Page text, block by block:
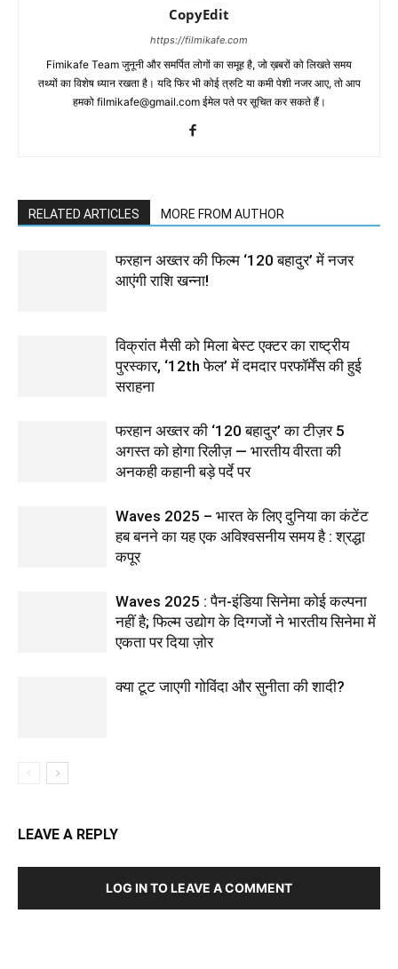
CopyEdit
https://filmikafe.com
Fimikafe Team जुनूनी और समर्पित लोगों का समूह है, जो ख़बरों को लिखते समय
तथ्‍यों का विशेष ध्‍यान रखता है। यदि फिर भी कोई त्रुटि या कमी पेशी नजर आए, तो आप
हमको filmikafe@gmail.com ईमेल पते पर सूचित कर सकते हैं।
RELATED ARTICLES MORE FROM AUTHOR
फरहान अख्तर की फिल्म ‘120 बहादुर’ में नजर
आएंगी राशि खन्ना!
विक्रांत मैसी को मिला बेस्ट एक्टर का राष्ट्रीय
पुरस्कार, ‘12th फेल’ में दमदार परफॉर्मेंस की हुई
सराहना
फरहान अख्तर की ‘120 बहादुर’ का टीज़र 5
अगस्त को होगा रिलीज़ — भारतीय वीरता की
अनकही कहानी बड़े पर्दे पर
Waves 2025 – भारत के लिए दुनिया का कंटेंट
हब बनने का यह एक अविश्वसनीय समय है : श्रद्धा
कपूर
Waves 2025 : पैन-इंडिया सिनेमा कोई कल्पना
नहीं है; फिल्म उद्योग के दिग्गजों ने भारतीय सिनेमा में
एकता पर दिया ज़ोर
क्या टूट जाएगी गोविंदा और सुनीता की शादी?
LEAVE A REPLY
LOG IN TO LEAVE A COMMENT